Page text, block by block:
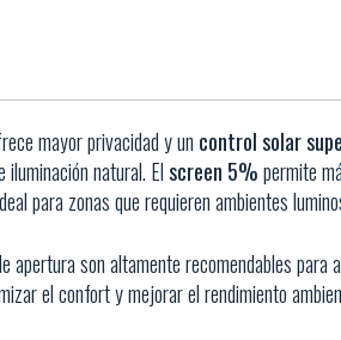
mayor privacidad y un control solar
iluminación natural. Elscreen 5%permite
para zonas que requieren ambientes
apertura son altamente recomendables para
el confort y mejorar el rendimiento